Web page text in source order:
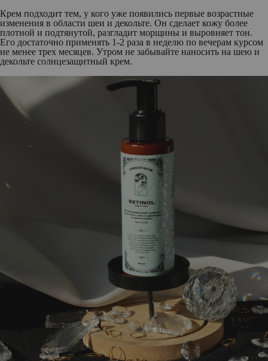
Крем подходит тем, у кого уже появились первые возрастные
изменения в области шеи и декольте. Он сделает кожу более
плотной и подтянутой, разгладит морщины и выровняет тон.
Его достаточно применять 1-2 раза в неделю по вечерам курсом
не менее трех месяцев. Утром не забывайте наносить на шею и
декольте солнцезащитный крем.